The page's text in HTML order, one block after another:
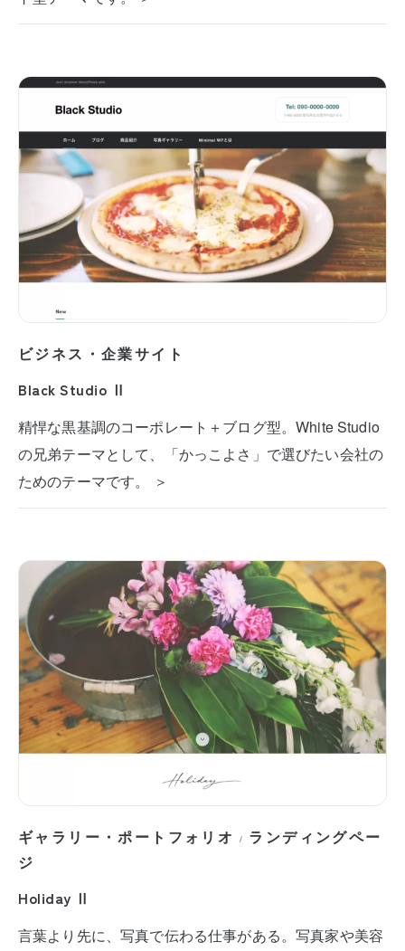
ビジネス・企業サイト
Black Studio Ⅱ
精悍な黒基調のコーポレート＋ブログ型。White Studio
の兄弟テーマとして、「かっこよさ」で選びたい会社の
ためのテーマです。 ＞
ギャラリー・ポートフォリオ / ランディングペー
ジ
Holiday Ⅱ
言葉より先に、写真で伝わる仕事がある。写真家や美容